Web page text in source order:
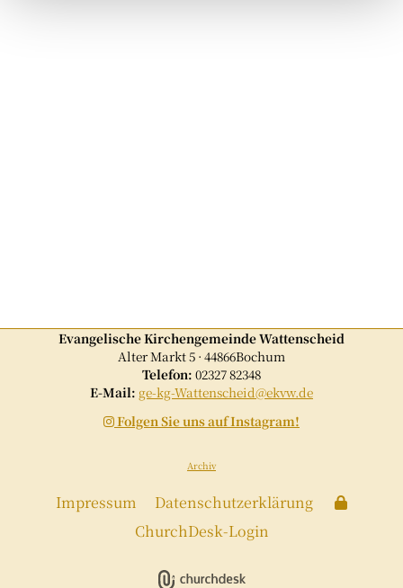
Evangelische Kirchengemeinde Wattenscheid
Alter Markt 5 · 44866Bochum
Telefon: 02327 82348
E-Mail: ge-kg-Wattenscheid@ekvw.de
 Folgen Sie uns auf Instagram!
Archiv
Impressum
Datenschutzerklärung
ChurchDesk-Login